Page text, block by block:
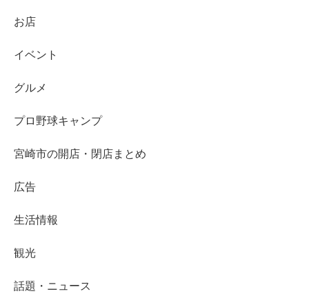
お店
イベント
グルメ
プロ野球キャンプ
宮崎市の開店・閉店まとめ
広告
生活情報
観光
話題・ニュース